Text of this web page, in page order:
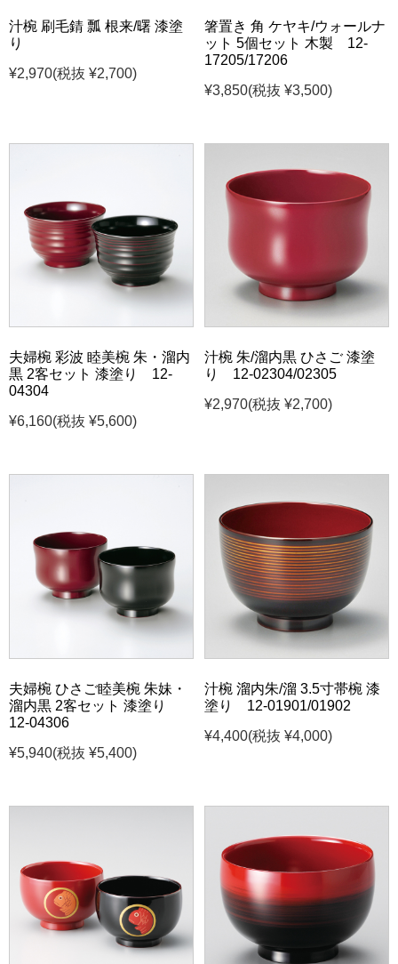
汁椀 刷毛錆 瓢 根来/曙 漆塗
り
¥2,970(税抜 ¥2,700)
箸置き 角 ケヤキ/ウォールナ
ット 5個セット 木製 12-
17205/17206
¥3,850(税抜 ¥3,500)
夫婦椀 彩波 睦美椀 朱・溜内
黒 2客セット 漆塗り 12-
04304
¥6,160(税抜 ¥5,600)
汁椀 朱/溜内黒 ひさご 漆塗
り 12-02304/02305
¥2,970(税抜 ¥2,700)
夫婦椀 ひさご睦美椀 朱妹・
溜内黒 2客セット 漆塗り
12-04306
¥5,940(税抜 ¥5,400)
汁椀 溜内朱/溜 3.5寸帯椀 漆
塗り 12-01901/01902
¥4,400(税抜 ¥4,000)